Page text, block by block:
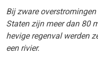
Bij zware
Staten zijn meer dan 80
hevige regenval werden
een rivier.